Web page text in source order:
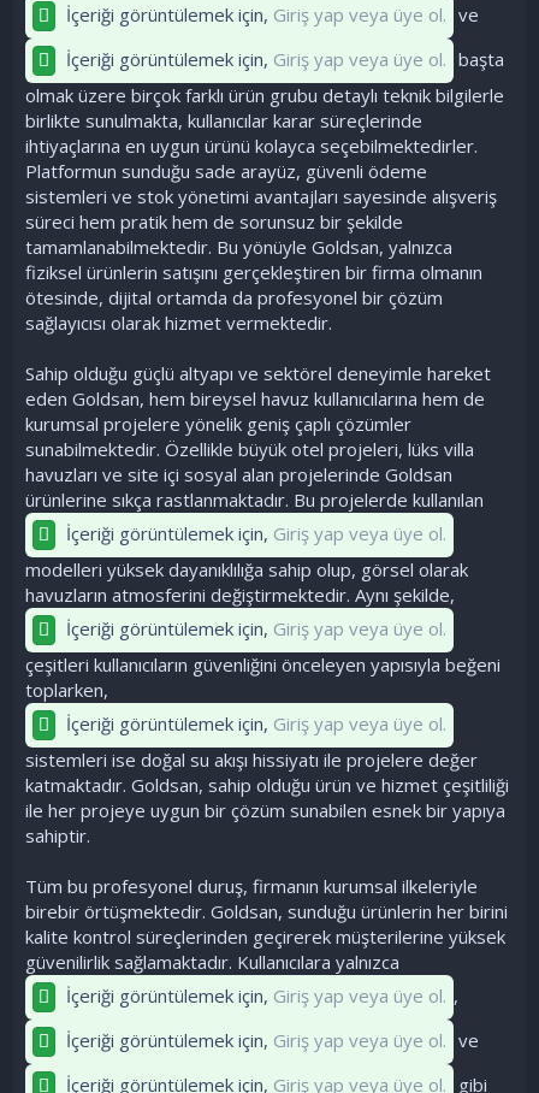
İçeriği görüntülemek için, Giriş yap veya üye ol. ve
İçeriği görüntülemek için, Giriş yap veya üye ol. başta
olmak üzere birçok farklı ürün grubu detaylı teknik bilgilerle
birlikte sunulmakta, kullanıcılar karar süreçlerinde
ihtiyaçlarına en uygun ürünü kolayca seçebilmektedirler.
Platformun sunduğu sade arayüz, güvenli ödeme
sistemleri ve stok yönetimi avantajları sayesinde alışveriş
süreci hem pratik hem de sorunsuz bir şekilde
tamamlanabilmektedir. Bu yönüyle Goldsan, yalnızca
fiziksel ürünlerin satışını gerçekleştiren bir firma olmanın
ötesinde, dijital ortamda da profesyonel bir çözüm
sağlayıcısı olarak hizmet vermektedir.
Sahip olduğu güçlü altyapı ve sektörel deneyimle hareket
eden Goldsan, hem bireysel havuz kullanıcılarına hem de
kurumsal projelere yönelik geniş çaplı çözümler
sunabilmektedir. Özellikle büyük otel projeleri, lüks villa
havuzları ve site içi sosyal alan projelerinde Goldsan
ürünlerine sıkça rastlanmaktadır. Bu projelerde kullanılan
İçeriği görüntülemek için, Giriş yap veya üye ol.
modelleri yüksek dayanıklılığa sahip olup, görsel olarak
havuzların atmosferini değiştirmektedir. Aynı şekilde,
İçeriği görüntülemek için, Giriş yap veya üye ol.
çeşitleri kullanıcıların güvenliğini önceleyen yapısıyla beğeni
toplarken,
İçeriği görüntülemek için, Giriş yap veya üye ol.
sistemleri ise doğal su akışı hissiyatı ile projelere değer
katmaktadır. Goldsan, sahip olduğu ürün ve hizmet çeşitliliği
ile her projeye uygun bir çözüm sunabilen esnek bir yapıya
sahiptir.
Tüm bu profesyonel duruş, firmanın kurumsal ilkeleriyle
birebir örtüşmektedir. Goldsan, sunduğu ürünlerin her birini
kalite kontrol süreçlerinden geçirerek müşterilerine yüksek
güvenilirlik sağlamaktadır. Kullanıcılara yalnızca
İçeriği görüntülemek için, Giriş yap veya üye ol. ,
İçeriği görüntülemek için, Giriş yap veya üye ol. ve
İçeriği görüntülemek için, Giriş yap veya üye ol. gibi